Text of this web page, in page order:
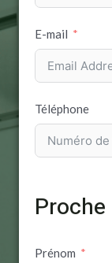
E-mail
Téléphone
Prénom